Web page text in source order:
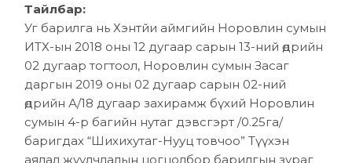
Тайлбар:
Уг барилга нь Хэнтйи аймгийн Норовлин сумын
ИТХ-ын 2018 оны 12 дугаар сарын 13-ний өдрийн
02 дугаар тогтоол, Норовлин сумын Засаг
даргын 2019 оны 02 дугаар сарын 02-ний
өдрийн А/18 дугаар захирамж бүхий Норовлин
сумын 4-р багийн нутаг дэвсгэрт /0.25га/
баригдах “Шихихутаг-Нууц товчоо” Түүхэн
аялал жуулчлалын цогцолбор барилгын зураг